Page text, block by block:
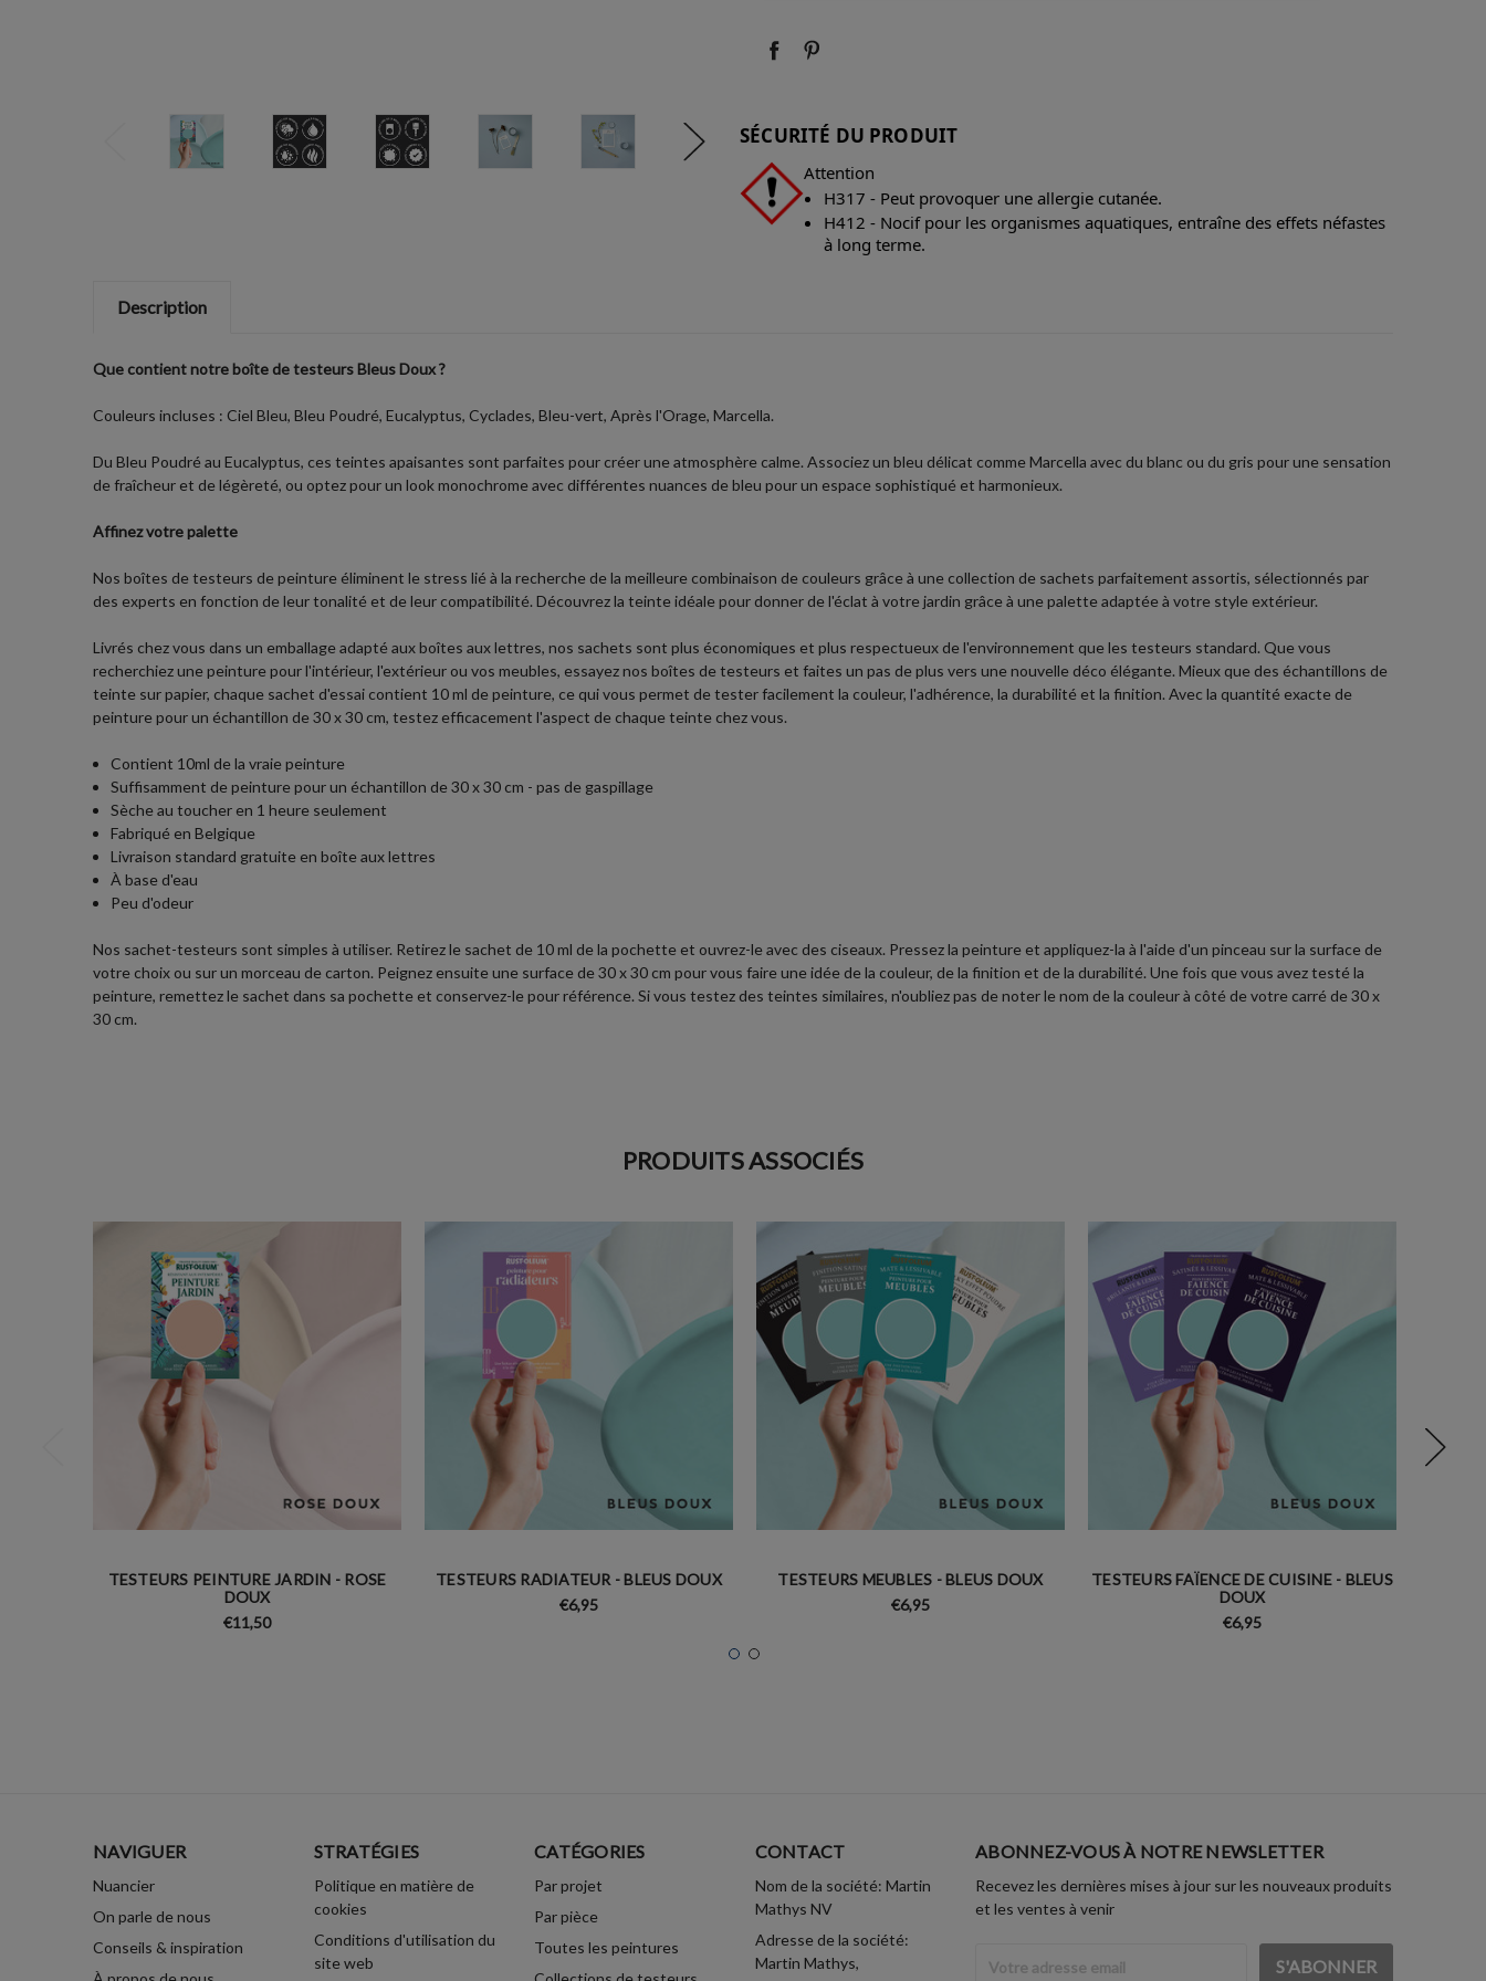
:
:
SÉCURITÉ DU PRODUIT
Attention
H317 - Peut provoquer une allergie cutanée.
H412 - Nocif pour les organismes aquatiques, entraîne des effets néfastes
à long terme.
Description
Que contient notre boîte de testeurs Bleus Doux ?
Couleurs incluses : Ciel Bleu, Bleu Poudré, Eucalyptus, Cyclades, Bleu-vert, Après l'Orage, Marcella.
Du Bleu Poudré au Eucalyptus, ces teintes apaisantes sont parfaites pour créer une atmosphère calme. Associez un bleu délicat comme Marcella avec du blanc ou du gris pour une sensation
de fraîcheur et de légèreté, ou optez pour un look monochrome avec différentes nuances de bleu pour un espace sophistiqué et harmonieux.
Affinez votre palette
Nos boîtes de testeurs de peinture éliminent le stress lié à la recherche de la meilleure combinaison de couleurs grâce à une collection de sachets parfaitement assortis, sélectionnés par
des experts en fonction de leur tonalité et de leur compatibilité. Découvrez la teinte idéale pour donner de l'éclat à votre jardin grâce à une palette adaptée à votre style extérieur.
Livrés chez vous dans un emballage adapté aux boîtes aux lettres, nos sachets sont plus économiques et plus respectueux de l'environnement que les testeurs standard. Que vous
recherchiez une peinture pour l'intérieur, l'extérieur ou vos meubles, essayez nos boîtes de testeurs et faites un pas de plus vers une nouvelle déco élégante. Mieux que des échantillons de
teinte sur papier, chaque sachet d'essai contient 10 ml de peinture, ce qui vous permet de tester facilement la couleur, l'adhérence, la durabilité et la finition. Avec la quantité exacte de
peinture pour un échantillon de 30 x 30 cm, testez efficacement l'aspect de chaque teinte chez vous.
Contient 10ml de la vraie peinture
Suffisamment de peinture pour un échantillon de 30 x 30 cm - pas de gaspillage
Sèche au toucher en 1 heure seulement
Fabriqué en Belgique
Livraison standard gratuite en boîte aux lettres
À base d'eau
Peu d'odeur
Nos sachet-testeurs sont simples à utiliser. Retirez le sachet de 10 ml de la pochette et ouvrez-le avec des ciseaux. Pressez la peinture et appliquez-la à l'aide d'un pinceau sur la surface de
votre choix ou sur un morceau de carton. Peignez ensuite une surface de 30 x 30 cm pour vous faire une idée de la couleur, de la finition et de la durabilité. Une fois que vous avez testé la
peinture, remettez le sachet dans sa pochette et conservez-le pour référence. Si vous testez des teintes similaires, n'oubliez pas de noter le nom de la couleur à côté de votre carré de 30 x
30 cm.
PRODUITS ASSOCIÉS
TESTEURS PEINTURE JARDIN - ROSE
DOUX
€11,50
TESTEURS RADIATEUR - BLEUS DOUX
€6,95
TESTEURS MEUBLES - BLEUS DOUX
€6,95
TESTEURS FAÏENCE DE CUISINE - BLEUS
DOUX
€6,95
NAVIGUER
Nuancier
On parle de nous
Conseils & inspiration
STRATÉGIES
Politique en matière de
cookies
Conditions d'utilisation du
site web
CATÉGORIES
Par projet
Par pièce
Toutes les peintures
CONTACT
Nom de la société: Martin
Mathys NV
Adresse de la société:
Martin Mathys,
ABONNEZ-VOUS À NOTRE NEWSLETTER
Recevez les dernières mises à jour sur les nouveaux produits
et les ventes à venir